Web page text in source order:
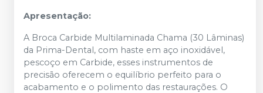
Apresentação:
A Broca Carbide Multilaminada Chama (30 Lâminas)
da Prima-Dental, com haste em aço inoxidável,
pescoço em Carbide, esses instrumentos de
precisão oferecem o equilíbrio perfeito para o
acabamento e o polimento das restaurações. O